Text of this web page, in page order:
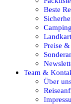
Beste
Preise
Team &
Über